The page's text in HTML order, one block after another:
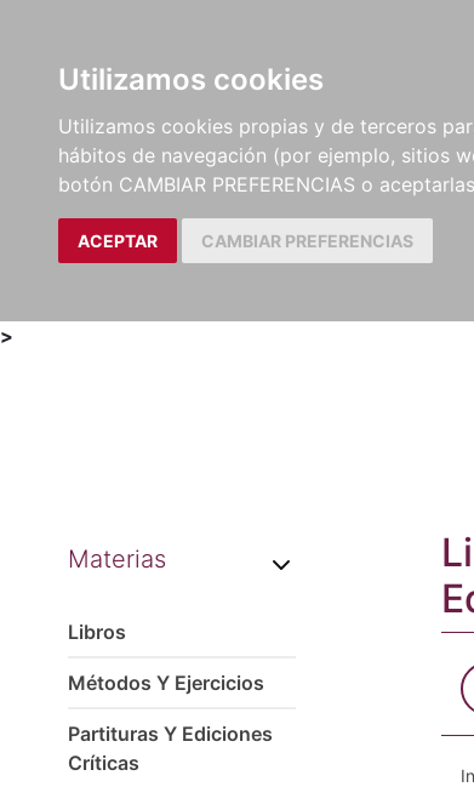
Utilizamos cookies
Utilizamos cookies propias y de terceros
hábitos de navegación (por ejemplo, sitios
botón CAMBIAR PREFERENCIAS o
ACEPTAR CAMBIAR PREFERENCIAS
LIBROS
MÉTODOS Y
EJERCICIOS
PARTITURAS Y
CRÍTICAS
>
Materias
Libros
Métodos Y Ejercicios
Partituras Y Ediciones
Críticas